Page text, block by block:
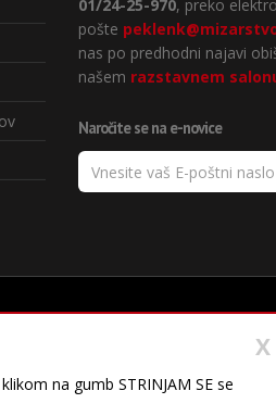
01/24-25-970, preko
pošte
nas po predhodni najavi
našem razstavnem
Naročite se na e-novice
na gumb STRINJAM SE se
X
na gumb STRINJAM SE se